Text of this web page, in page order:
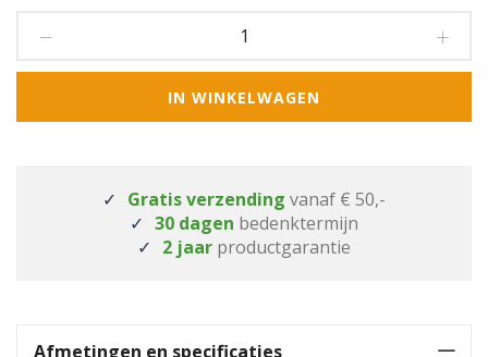
IN WINKELWAGEN
Gratis verzending vanaf € 50,-
30 dagen bedenktermijn
2 jaar productgarantie
Afmetingen en specificaties